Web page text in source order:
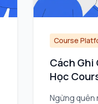
Course
Cách Ghi
Học
Ngừng quên